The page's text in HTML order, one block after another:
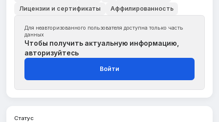
Лицензии и сертификаты
Аффилированность
Для неавторизованного пользователя доступна только часть
данных
Чтобы получить актуальную информацию,
авторизуйтесь
Войти
Статус